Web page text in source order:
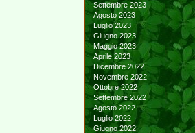
Settembre 2023
Agosto 2023
Luglio 2023
Giugno 2023
Maggio 2023
Aprile 2023
Dicembre 2022
Novembre 2022
Ottobre 2022
Settembre 2022
Agosto 2022
Luglio 2022
Giugno 2022